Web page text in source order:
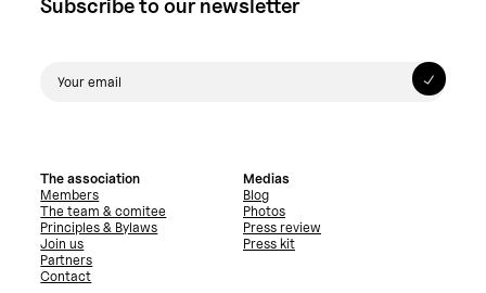
Subscribe to our newsletter
The association
Members
The team & comitee
Principles & Bylaws
Join us
Partners
Contact
Medias
Blog
Photos
Press review
Press kit